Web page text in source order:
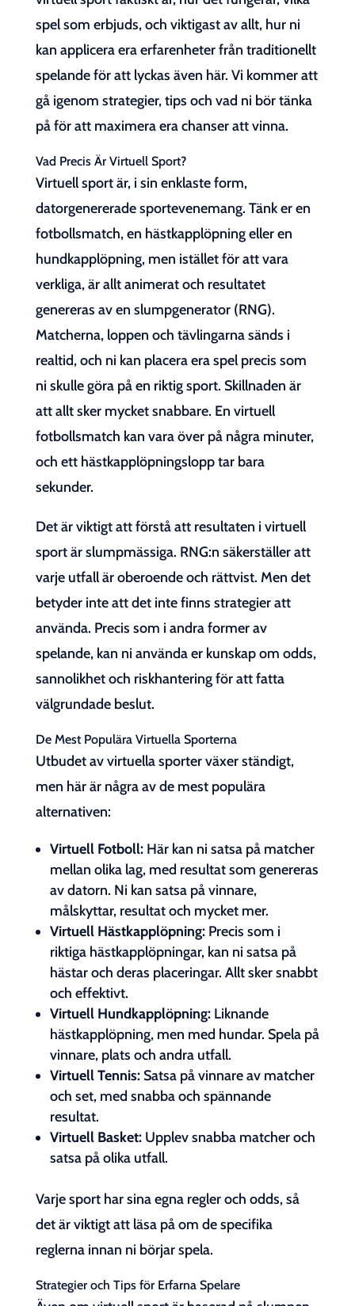
spel som erbjuds, och viktigast av allt, hur ni
kan applicera era erfarenheter från traditionellt
spelande för att lyckas även här. Vi kommer att
gå igenom strategier, tips och vad ni bör tänka
på för att maximera era chanser att vinna.
Vad Precis Är Virtuell Sport?
Virtuell sport är, i sin enklaste form,
datorgenererade sportevenemang. Tänk er en
fotbollsmatch, en hästkapplöpning eller en
hundkapplöpning, men istället för att vara
verkliga, är allt animerat och resultatet
genereras av en slumpgenerator (RNG).
Matcherna, loppen och tävlingarna sänds i
realtid, och ni kan placera era spel precis som
ni skulle göra på en riktig sport. Skillnaden är
att allt sker mycket snabbare. En virtuell
fotbollsmatch kan vara över på några minuter,
och ett hästkapplöpningslopp tar bara
sekunder.
Det är viktigt att förstå att resultaten i virtuell
sport är slumpmässiga. RNG:n säkerställer att
varje utfall är oberoende och rättvist. Men det
betyder inte att det inte finns strategier att
använda. Precis som i andra former av
spelande, kan ni använda er kunskap om odds,
sannolikhet och riskhantering för att fatta
välgrundade beslut.
De Mest Populära Virtuella Sporterna
Utbudet av virtuella sporter växer ständigt,
men här är några av de mest populära
alternativen:
Virtuell Fotboll:Här kan ni satsa på matcher
mellan olika lag, med resultat som genereras
av datorn. Ni kan satsa på vinnare,
målskyttar, resultat och mycket mer.
Virtuell Hästkapplöpning:Precis som i
riktiga hästkapplöpningar, kan ni satsa på
hästar och deras placeringar. Allt sker snabbt
och effektivt.
Virtuell Hundkapplöpning:Liknande
hästkapplöpning, men med hundar. Spela på
vinnare, plats och andra utfall.
Virtuell Tennis:Satsa på vinnare av matcher
och set, med snabba och spännande
resultat.
Virtuell Basket:Upplev snabba matcher och
satsa på olika utfall.
Varje sport har sina egna regler och odds, så
det är viktigt att läsa på om de specifika
reglerna innan ni börjar spela.
Strategier och Tips för Erfarna Spelare